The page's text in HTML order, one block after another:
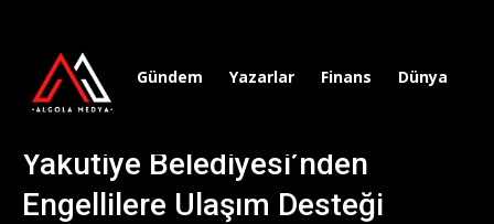
Gündem Yazarlar Finans Dünya
Yakutiye Belediyesi’nden
Engellilere Ulaşım Desteği